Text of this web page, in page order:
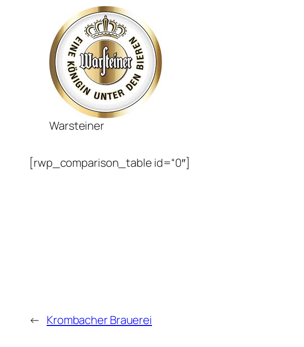
Warsteiner
[rwp_comparison_table id=“0″]
← Krombacher Brauerei